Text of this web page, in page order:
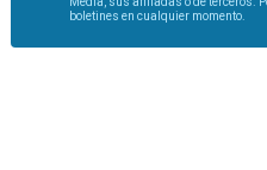
boletines en cualquier momento.